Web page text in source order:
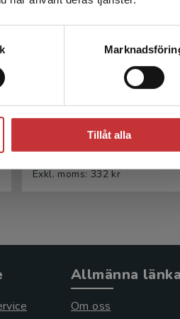
Tillåt alla
Motiverande samtal
Ortiz, L - Ödman Fäldt, K
Exkl. moms: 332 kr
Allmänna
Om oss